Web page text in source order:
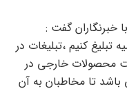
خبرنگاران گفت :
کنیم ،تبلیغات در
محصولات خارجی در
تا مخاطبان به آن